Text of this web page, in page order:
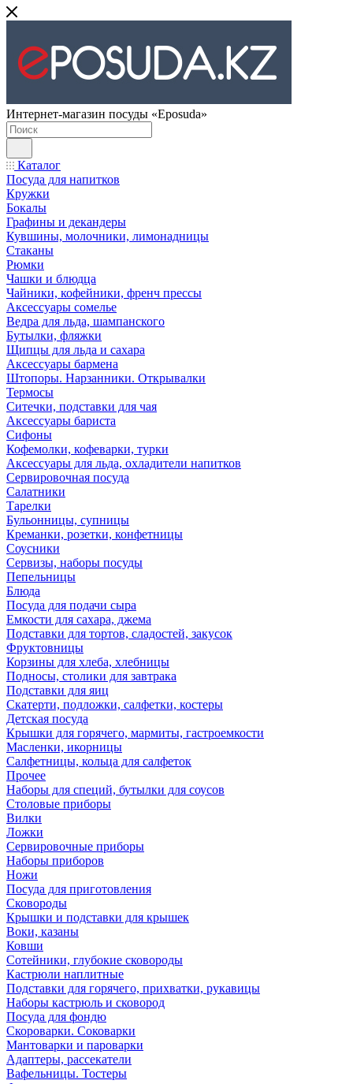
Интернет-магазин посуды «Eposuda»
Каталог
Посуда для напитков
Кружки
Бокалы
Графины и декандеры
Кувшины, молочники, лимонадницы
Стаканы
Рюмки
Чашки и блюдца
Чайники, кофейники, френч прессы
Аксессуары сомелье
Ведра для льда, шампанского
Бутылки, фляжки
Щипцы для льда и сахара
Аксессуары бармена
Штопоры. Нарзанники. Открывалки
Термосы
Ситечки, подставки для чая
Аксессуары бариста
Сифоны
Кофемолки, кофеварки, турки
Аксессуары для льда, охладители напитков
Сервировочная посуда
Салатники
Тарелки
Бульонницы, супницы
Креманки, розетки, конфетницы
Соусники
Сервизы, наборы посуды
Пепельницы
Блюда
Посуда для подачи сыра
Емкости для сахара, джема
Подставки для тортов, сладостей, закусок
Фруктовницы
Корзины для хлеба, хлебницы
Подносы, столики для завтрака
Подставки для яиц
Скатерти, подложки, салфетки, костеры
Детская посуда
Крышки для горячего, мармиты, гастроемкости
Масленки, икорницы
Салфетницы, кольца для салфеток
Прочее
Наборы для специй, бутылки для соусов
Столовые приборы
Вилки
Ложки
Сервировочные приборы
Наборы приборов
Ножи
Посуда для приготовления
Сковороды
Крышки и подставки для крышек
Воки, казаны
Ковши
Сотейники, глубокие сковороды
Кастрюли наплитные
Подставки для горячего, прихватки, рукавицы
Наборы кастрюль и сковород
Посуда для фондю
Скороварки. Соковарки
Мантоварки и пароварки
Адаптеры, рассекатели
Вафельницы. Тостеры